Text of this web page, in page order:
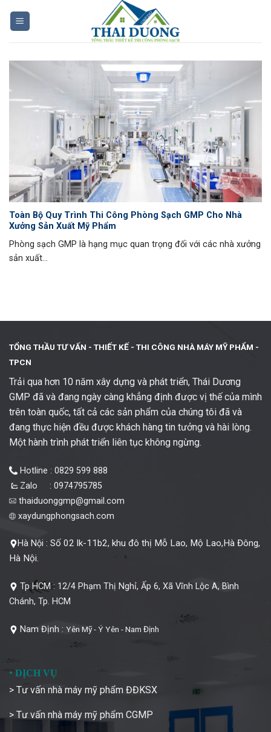
Toàn Bộ Quy Trình Thi Công Phòng Sạch GMP Cho Nhà
Xưởng Sản Xuất Mỹ Phẩm
Phòng sạch GMP là hạng mục quan trọng đối với các nhà xưởng
sản xuất...
TỔNG THẦU TƯ VẤN - THIẾT KẾ - THI CÔNG NHÀ MÁY MỸ PHẨM -
TPCN
Trải qua hơn 10 năm xây dựng và phát triển, Thái Dương
GMP đã và đang ngày càng khẳng định được vị thế của mình
trên toàn quốc, tất cả các sản phẩm của chúng tôi đã và
đang thực hiện đều được khách hàng tin tưởng và hài lòng.
Một hành trình phát triển liên tục không ngừng.
Hotline : 0829 599 888
Zalo : 0974795785
thaiduonggmp@gmail.com
xaydungphongsach.com
Hà Nội : Số 02 lk-11b2, khu đô thị Mỗ Lao, Mộ Lao,Hà Đông,
Hà Nội.
Tp HCM : 12/4 Phạm Thị Nghỉ, Ấp 6, Xã Vĩnh Lộc A, Bình
Chánh, Tp. HCM
Nam Định : Yên Mỹ - Ý Yên - Nam Định
• DỊCH VỤ
> Tư vấn nhà máy mỹ phẩm ĐĐKSX
> Tư vấn nhà máy mỹ phẩm CGMP